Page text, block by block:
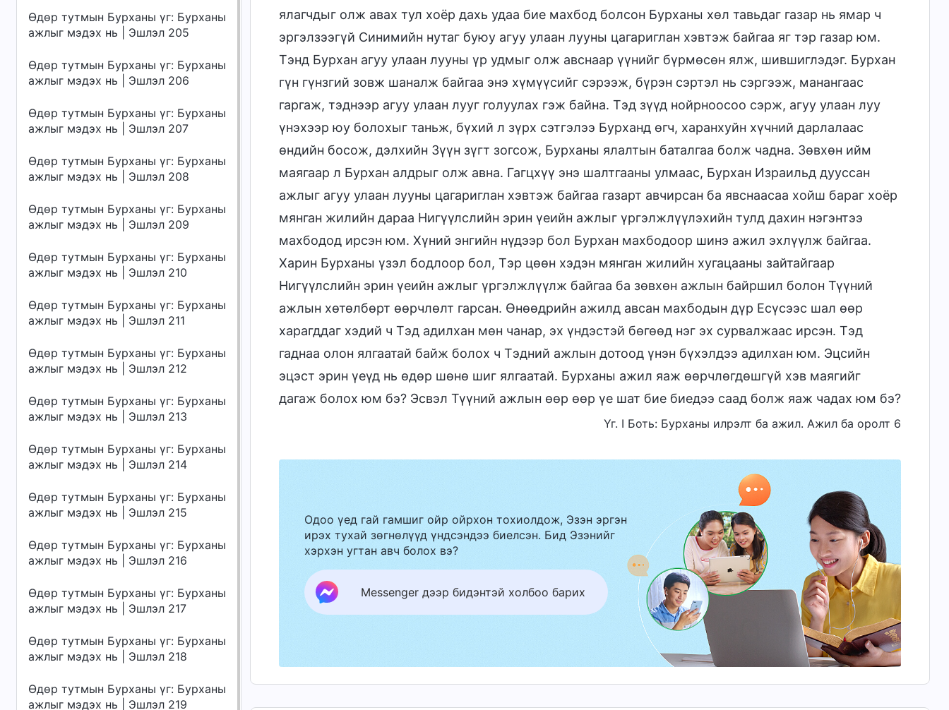
Өдөр тутмын Бурханы үг: Бурханы
ажлыг мэдэх нь | Эшлэл 205
Өдөр тутмын Бурханы үг: Бурханы
ажлыг мэдэх нь | Эшлэл 206
Өдөр тутмын Бурханы үг: Бурханы
ажлыг мэдэх нь | Эшлэл 207
Өдөр тутмын Бурханы үг: Бурханы
ажлыг мэдэх нь | Эшлэл 208
Өдөр тутмын Бурханы үг: Бурханы
ажлыг мэдэх нь | Эшлэл 209
Өдөр тутмын Бурханы үг: Бурханы
ажлыг мэдэх нь | Эшлэл 210
Өдөр тутмын Бурханы үг: Бурханы
ажлыг мэдэх нь | Эшлэл 211
Өдөр тутмын Бурханы үг: Бурханы
ажлыг мэдэх нь | Эшлэл 212
Өдөр тутмын Бурханы үг: Бурханы
ажлыг мэдэх нь | Эшлэл 213
Өдөр тутмын Бурханы үг: Бурханы
ажлыг мэдэх нь | Эшлэл 214
Өдөр тутмын Бурханы үг: Бурханы
ажлыг мэдэх нь | Эшлэл 215
Өдөр тутмын Бурханы үг: Бурханы
ажлыг мэдэх нь | Эшлэл 216
Өдөр тутмын Бурханы үг: Бурханы
ажлыг мэдэх нь | Эшлэл 217
Өдөр тутмын Бурханы үг: Бурханы
ажлыг мэдэх нь | Эшлэл 218
Өдөр тутмын Бурханы үг: Бурханы
ажлыг мэдэх нь | Эшлэл 219
ялагчдыг олж авах тул хоёр дахь удаа бие махбод болсон Бурханы хөл тавьдаг газар нь ямар ч
эргэлзээгүй Синимийн нутаг буюу агуу улаан лууны цагариглан хэвтэж байгаа яг тэр газар юм.
Тэнд Бурхан агуу улаан лууны үр удмыг олж авснаар үүнийг бүрмөсөн ялж, шившиглэдэг. Бурхан
гүн гүнзгий зовж шаналж байгаа энэ хүмүүсийг сэрээж, бүрэн сэртэл нь сэргээж, манангаас
гаргаж, тэднээр агуу улаан лууг голуулах гэж байна. Тэд зүүд нойрноосоо сэрж, агуу улаан луу
үнэхээр юу болохыг таньж, бүхий л зүрх сэтгэлээ Бурханд өгч, харанхуйн хүчний дарлалаас
өндийн босож, дэлхийн Зүүн зүгт зогсож, Бурханы ялалтын баталгаа болж чадна. Зөвхөн ийм
маягаар л Бурхан алдрыг олж авна. Гагцхүү энэ шалтгааны улмаас, Бурхан Израильд дууссан
ажлыг агуу улаан лууны цагариглан хэвтэж байгаа газарт авчирсан ба явснаасаа хойш бараг хоёр
мянган жилийн дараа Нигүүлслийн эрин үеийн ажлыг үргэлжлүүлэхийн тулд дахин нэгэнтээ
махбодод ирсэн юм. Хүний энгийн нүдээр бол Бурхан махбодоор шинэ ажил эхлүүлж байгаа.
Харин Бурханы үзэл бодлоор бол, Тэр цөөн хэдэн мянган жилийн хугацааны зайтайгаар
Нигүүлслийн эрин үеийн ажлыг үргэлжлүүлж байгаа ба зөвхөн ажлын байршил болон Түүний
ажлын хөтөлбөрт өөрчлөлт гарсан. Өнөөдрийн ажилд авсан махбодын дүр Есүсээс шал өөр
харагддаг хэдий ч Тэд адилхан мөн чанар, эх үндэстэй бөгөөд нэг эх сурвалжаас ирсэн. Тэд
гаднаа олон ялгаатай байж болох ч Тэдний ажлын дотоод үнэн бүхэлдээ адилхан юм. Эцсийн
эцэст эрин үеүд нь өдөр шөнө шиг ялгаатай. Бурханы ажил яаж өөрчлөгдөшгүй хэв маягийг
дагаж болох юм бэ? Эсвэл Түүний ажлын өөр өөр үе шат бие биедээ саад болж яаж чадах юм бэ?
Үг. I Боть: Бурханы илрэлт ба ажил. Ажил ба оролт 6
Одоо үед гай гамшиг ойр ойрхон тохиолдож, Эзэн эргэн
ирэх тухай зөгнөлүүд үндсэндээ биелсэн. Бид Эзэнийг
хэрхэн угтан авч болох вэ?
Messenger дээр бидэнтэй холбоо барих